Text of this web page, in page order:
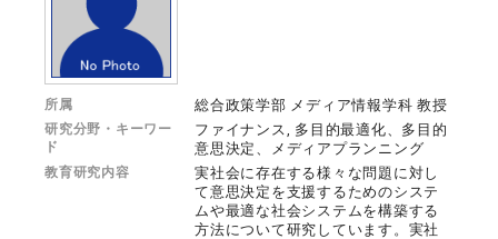
所属 総合政策学部 メディア情報学科 教授
研究分野・キーワー
ド
ファイナンス, 多目的最適化、多目的
意思決定、メディアプランニング
教育研究内容
実社会に存在する様々な問題に対し
て意思決定を支援するためのシステ
ムや最適な社会システムを構築する
方法について研究しています。実社